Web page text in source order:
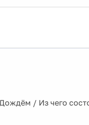
/ Из чего